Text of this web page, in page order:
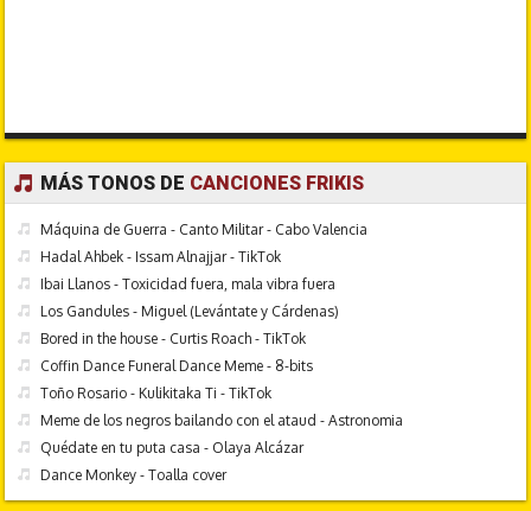
MÁS TONOS DE CANCIONES FRIKIS
Máquina de Guerra - Canto Militar - Cabo Valencia
Hadal Ahbek - Issam Alnajjar - TikTok
Ibai Llanos - Toxicidad fuera, mala vibra fuera
Los Gandules - Miguel (Levántate y Cárdenas)
Bored in the house - Curtis Roach - TikTok
Coffin Dance Funeral Dance Meme - 8-bits
Toño Rosario - Kulikitaka Ti - TikTok
Meme de los negros bailando con el ataud - Astronomia
Quédate en tu puta casa - Olaya Alcázar
Dance Monkey - Toalla cover